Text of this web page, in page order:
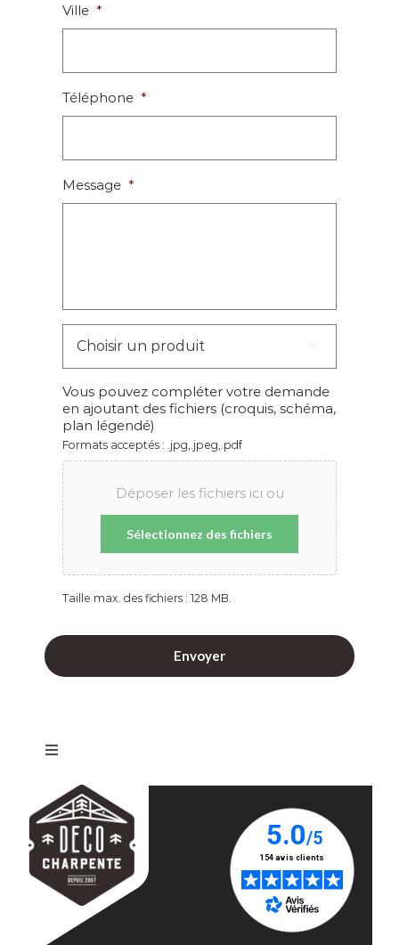
Ville *
Téléphone *
Message *
un
produit *
Vous pouvez compléter votre demande
en ajoutant des fichiers (croquis, schéma,
plan légendé)
Formats acceptés : .jpg,.jpeg,.pdf
Déposer les fichiers ici ou
Sélectionnez des fichiers
Taille max. des fichiers : 128 MB.
Basculer
navigation
voiture
Carport
en bois
Abri
voiture
voiture
Bois
Annonay
Abri
voiture
Bois
Antibes
Bois
Carpentras
Abri
voiture
Bois
Echirolles
Fréjus
Abri
voiture
Bois
Grenoble